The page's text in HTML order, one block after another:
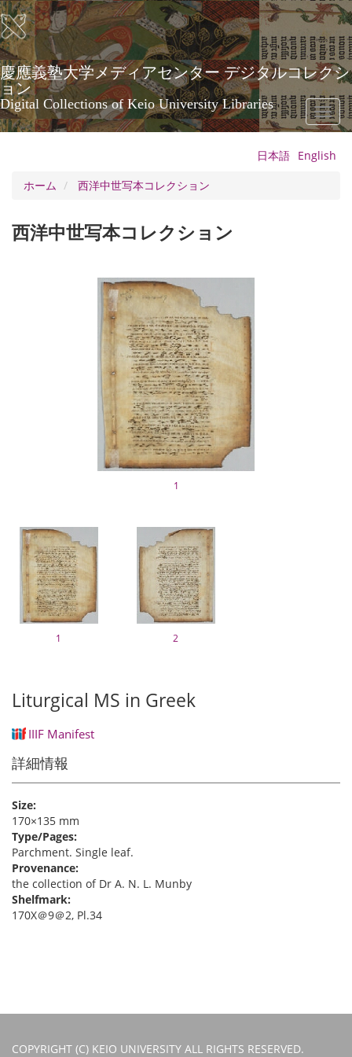
メ
イ
ン
コ
ン
テ
ン
ツ
に
慶應義塾大学メディアセンター デジタルコレクシ
ョン
Digital Collections of Keio University Libraries
Toggle
日本語 English
ホーム
西洋中世写本コレクション
西洋中世写本コレクション
1
1 2
Liturgical MS in Greek
IIIF Manifest
詳細情報
Size:
170×135 mm
Type/Pages:
Parchment. Single leaf.
Provenance:
the collection of Dr A. N. L. Munby
Shelfmark:
170X＠9＠2, Pl.34
COPYRIGHT (C) KEIO UNIVERSITY ALL RIGHTS RESERVED.